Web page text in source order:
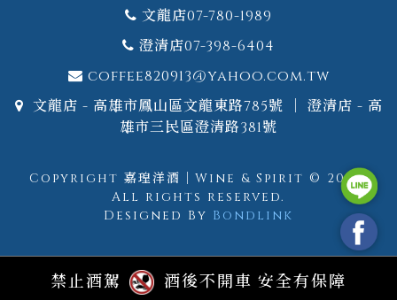
文龍店07-780-1989
澄清店07-398-6404
coffee820913@yahoo.com.tw
文龍店 - 高雄市鳳山區文龍東路785號 ｜ 澄清店 - 高
雄市三民區澄清路381號
Copyright 嘉瑝洋酒｜Wine & Spirit © 2026.
All rights reserved.
Designed By Bondlink
禁止酒駕 酒後不開車 安全有保障